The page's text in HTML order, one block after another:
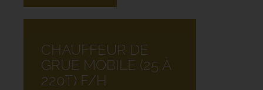
CHAUFFEUR DE
GRUE MOBILE (25 À
220T) F/H